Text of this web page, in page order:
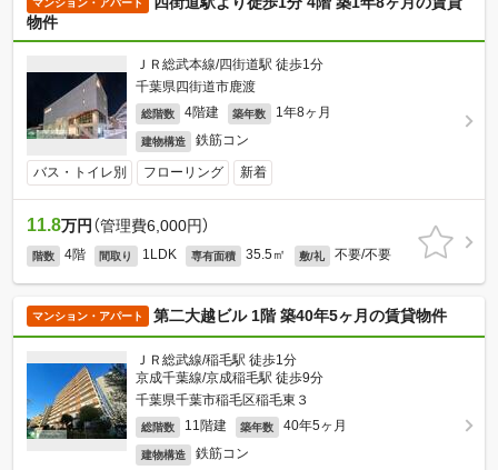
マンション・アパート
物件
ＪＲ総武本線/四街道駅 徒歩1分
千葉県四街道市鹿渡
総階数 4階建 築年数 1年8ヶ月
建物構造 鉄筋コン
バス・トイレ別 フローリング 新着
11.8万円 （管理費6,000円）
階数 4階 間取り 1LDK 専有面積 35.5㎡ 敷/礼 不要/不要
マンション・アパート 第二大越ビル 1階 築40年5ヶ月の賃貸物件
ＪＲ総武線/稲毛駅 徒歩1分
京成千葉線/京成稲毛駅 徒歩9分
千葉県千葉市稲毛区稲毛東３
総階数 11階建 築年数 40年5ヶ月
建物構造 鉄筋コン